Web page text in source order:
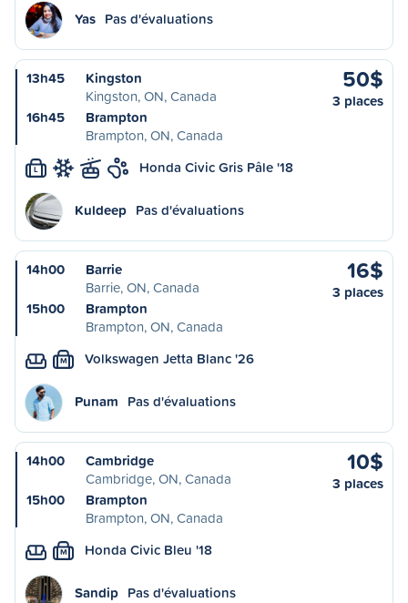
Yas Pas d'évaluations
13h45
Kingston
Kingston, ON, Canada
16h45
Brampton
Brampton, ON, Canada
50$
3 places
L Honda Civic Gris Pâle '18
Kuldeep Pas d'évaluations
14h00
Barrie
Barrie, ON, Canada
15h00
Brampton
Brampton, ON, Canada
16$
3 places
M Volkswagen Jetta Blanc '26
Punam Pas d'évaluations
14h00
Cambridge
Cambridge, ON, Canada
15h00
Brampton
Brampton, ON, Canada
10$
3 places
M Honda Civic Bleu '18
Sandip Pas d'évaluations